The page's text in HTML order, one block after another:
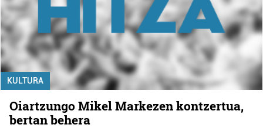
KULTURA
Oiartzungo Mikel Markezen kontzertua,
bertan behera